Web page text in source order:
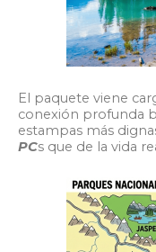
El paquete viene
conexión profunda
estampas más
PCs que de la vida